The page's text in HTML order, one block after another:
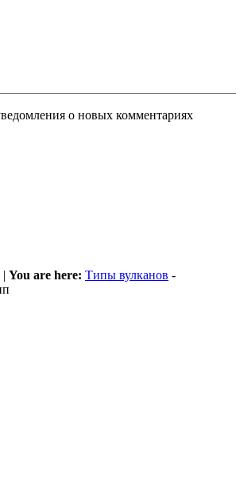
о новых комментариях
| You are here: Типы вулканов -